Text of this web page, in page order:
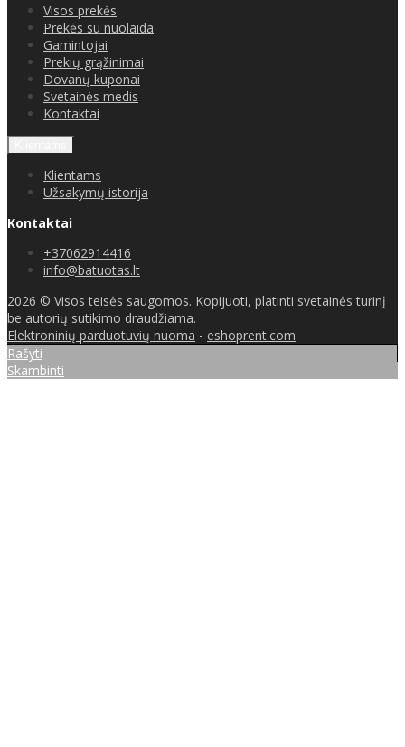
Visos prekės
Prekės su nuolaida
Gamintojai
Prekių grąžinimai
Dovanų kuponai
Svetainės medis
Kontaktai
Klientams
Užsakymų istorija
Kontaktai
+37062914416
info@batuotas.lt
2026 © Visos teisės saugomos. Kopijuoti, platinti svetainės turinį
be autorių sutikimo draudžiama.
Elektroninių parduotuvių nuoma - eshoprent.com
Rašyti
Skambinti